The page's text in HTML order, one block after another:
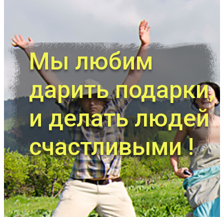
Мы любим
дарить подарки,
и делать людей
счастливыми !